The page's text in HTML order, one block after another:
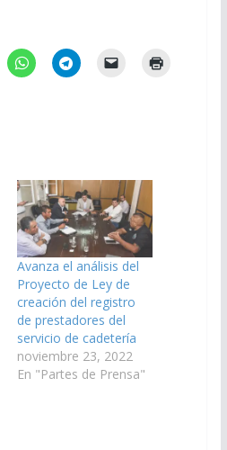
Avanza el análisis del
Proyecto de Ley de
creación del registro
de prestadores del
servicio de cadetería
noviembre 23, 2022
En "Partes de Prensa"